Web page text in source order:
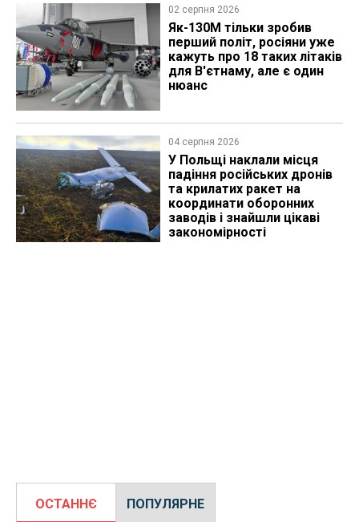
02 серпня 2026
Як-130М тільки зробив
перший політ, росіяни уже
кажуть про 18 таких літаків
для В'єтнаму, але є один
нюанс
04 серпня 2026
У Польщі наклали місця
падіння російських дронів
та крилатих ракет на
координати оборонних
заводів і знайшли цікаві
закономірності
ОСТАННЄ ПОПУЛЯРНЕ